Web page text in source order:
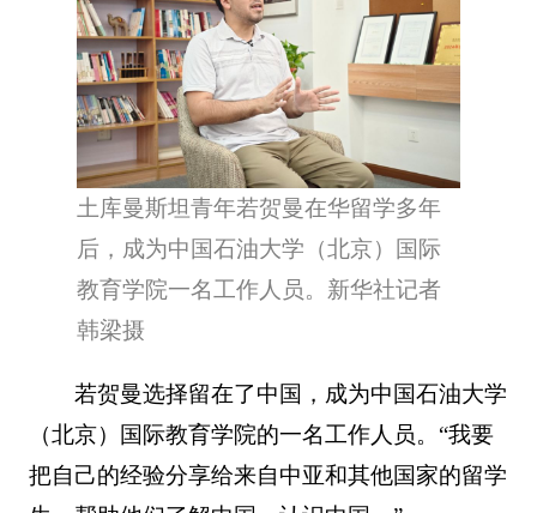
土库曼斯坦青年若贺曼在华留学多年
后，成为中国石油大学（北京）国际
教育学院一名工作人员。新华社记者
韩梁摄
若贺曼选择留在了中国，成为中国石油大学
（北京）国际教育学院的一名工作人员。“我要
把自己的经验分享给来自中亚和其他国家的留学